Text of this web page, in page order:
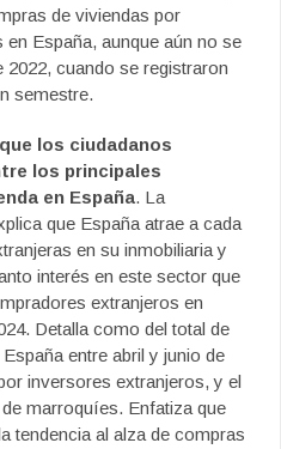
de viviendas por
España, aunque aún no se
2022, cuando se registraron
semestre.
los ciudadanos
los principales
en España. La
que España atrae a cada
en su inmobiliaria y
interés en este sector que
extranjeros en
Detalla como del total de
entre abril y junio de
inversores extranjeros, y el
marroquíes. Enfatiza que
tendencia al alza de compras